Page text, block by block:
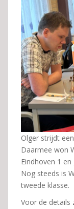
Olger strijdt
Daarmee won
Eindhoven 1
Nog steeds is
tweede klasse.
Voor de details